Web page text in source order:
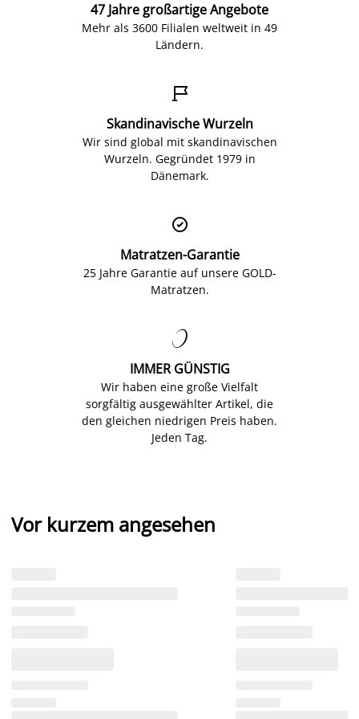
47 Jahre großartige Angebote
Mehr als 3600 Filialen weltweit in 49
Ländern.

Skandinavische Wurzeln
Wir sind global mit skandinavischen
Wurzeln. Gegründet 1979 in
Dänemark.

Matratzen-Garantie
25 Jahre Garantie auf unsere GOLD-
Matratzen.

IMMER GÜNSTIG
Wir haben eine große Vielfalt
sorgfältig ausgewählter Artikel, die
den gleichen niedrigen Preis haben.
Jeden Tag.
Vor kurzem angesehen